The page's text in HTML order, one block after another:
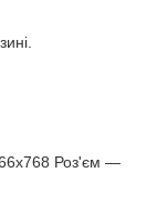
Роз'єм —